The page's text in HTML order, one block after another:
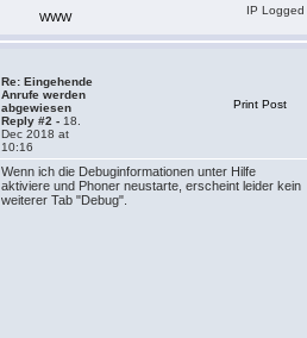
WWW
IP Logged
Re: Eingehende
Anrufe werden
abgewiesen
Reply #2 - 18.
Dec 2018 at
10:16
Print Post
Wenn ich die Debuginformationen unter Hilfe
aktiviere und Phoner neustarte, erscheint leider kein
weiterer Tab "Debug".